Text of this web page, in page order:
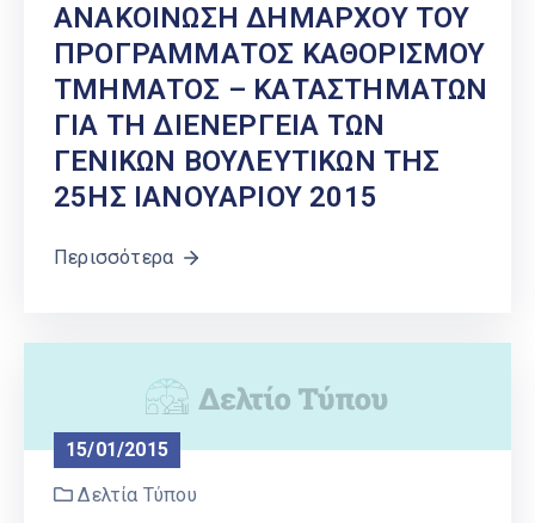
ΑΝΑΚΟΙΝΩΣΗ ΔΗΜΑΡΧΟΥ ΤΟΥ
ΠΡΟΓΡΑΜΜΑΤΟΣ ΚΑΘΟΡΙΣΜΟΥ
ΤΜΗΜΑΤΟΣ – ΚΑΤΑΣΤΗΜΑΤΩΝ
ΓΙΑ ΤΗ ΔΙΕΝΕΡΓΕΙΑ ΤΩΝ
ΓΕΝΙΚΩΝ ΒΟΥΛΕΥΤΙΚΩΝ ΤΗΣ
25ΗΣ ΙΑΝΟΥΑΡΙΟΥ 2015
Περισσότερα
15/01/2015
Δελτία Τύπου